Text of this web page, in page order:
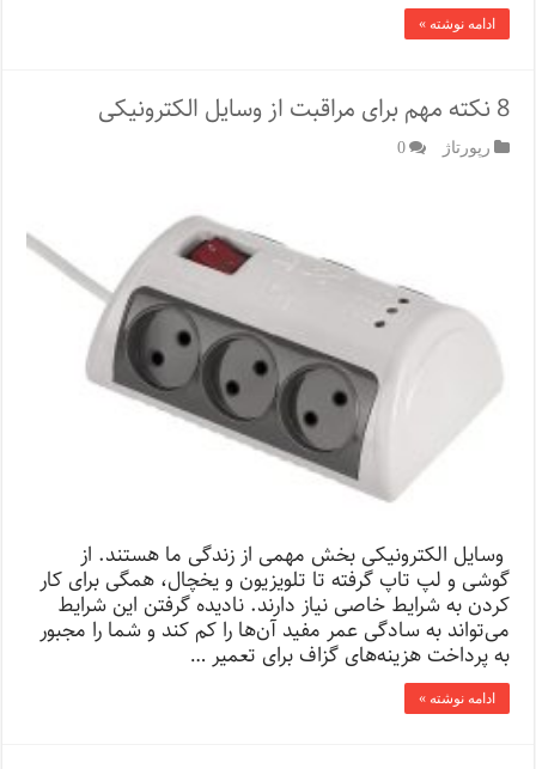
ادامه نوشته »
8 نکته مهم برای مراقبت از وسایل الکترونیکی
رپورتاژ‌ 0
وسایل الکترونیکی بخش مهمی از زندگی ما هستند. از
گوشی و لپ ‌تاپ گرفته تا تلویزیون و یخچال، همگی برای کار
کردن به شرایط خاصی نیاز دارند. نادیده گرفتن این شرایط
می‌تواند به سادگی عمر مفید آن‌ها را کم کند و شما را مجبور
به پرداخت هزینه‌های گزاف برای تعمیر …
ادامه نوشته »